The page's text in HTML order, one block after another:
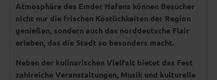
Atmosphäre des Emder Hafens können Besucher
nicht nur die frischen Köstlichkeiten der Region
genießen, sondern auch das norddeutsche Flair
erleben, das die Stadt so besonders macht.
Neben der kulinarischen Vielfalt bietet das Fest
zahlreiche Veranstaltungen, Musik und kulturelle